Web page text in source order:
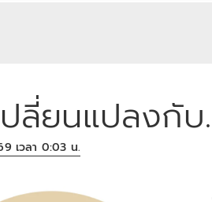
ลี่ยนแปลงกับ
เวลา 0:03 น.